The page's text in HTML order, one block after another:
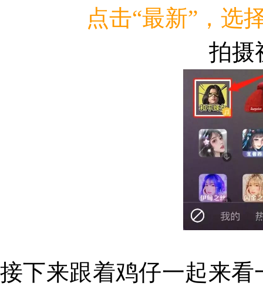
点击“最新”， 选
拍摄
接下来跟着鸡仔一起来看